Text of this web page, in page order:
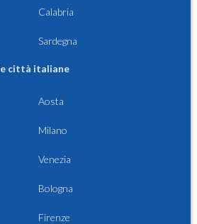
Calabria
Sardegna
città italiane
Aosta
Milano
Venezia
Bologna
Firenze